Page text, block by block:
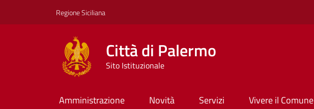
Regione Siciliana
Città di Palermo
Sito Istituzionale
Amministrazione Novità Servizi Vivere il Comune